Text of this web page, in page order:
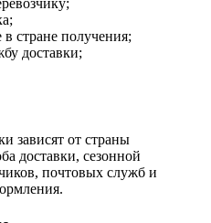
стране получения;
доставки;
зависят от страны
доставки, сезонной
почтовых служб и